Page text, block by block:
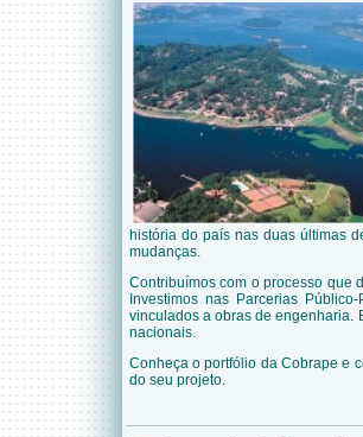
história do país nas duas últimas
mudanças.
Contribuímos com o processo que
Investimos nas Parcerias
vinculados a obras de engenharia.
nacionais.
Conheça o portfólio da Cobrape e
do seu projeto.